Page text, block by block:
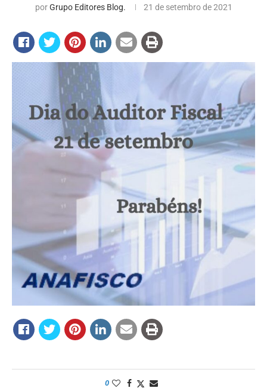
porGrupo Editores Blog. 21 de setembro de 2021
0